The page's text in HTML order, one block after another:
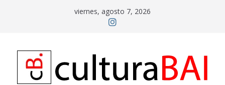
viernes, agosto 7, 2026